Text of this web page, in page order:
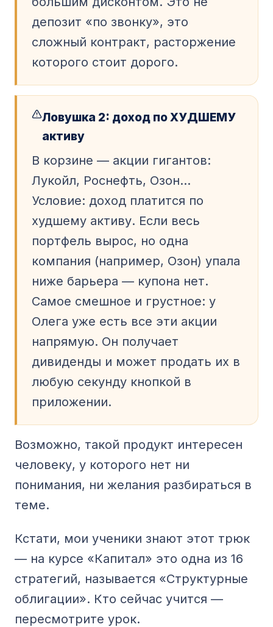
депозит «по звонку», это
сложный контракт, расторжение
которого стоит дорого.
Ловушка 2: доход по ХУДШЕМУ
активу
В корзине — акции гигантов:
Лукойл, Роснефть, Озон…
Условие: доход платится по
худшему активу. Если весь
портфель вырос, но одна
компания (например, Озон) упала
ниже барьера — купона нет.
Самое смешное и грустное: у
Олега уже есть все эти акции
напрямую. Он получает
дивиденды и может продать их в
любую секунду кнопкой в
приложении.
Возможно, такой продукт интересен
человеку, у которого нет ни
понимания, ни желания разбираться в
теме.
Кстати, мои ученики знают этот трюк
— на курсе «Капитал» это одна из 16
стратегий, называется «Структурные
облигации». Кто сейчас учится —
пересмотрите урок.